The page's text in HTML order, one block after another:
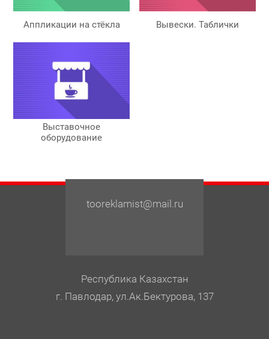
Аппликации на стёкла Вывески. Таблички
Выставочное
оборудование
tooreklamist@mail.ru
Республика Казахстан
г. Павлодар, ул.Ак.Бектурова, 137